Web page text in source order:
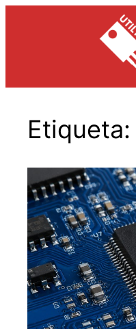
Etiqueta: